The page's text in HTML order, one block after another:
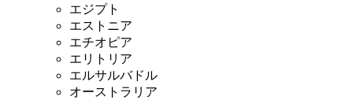
エジプト
エストニア
エチオピア
エリトリア
エルサルバドル
オーストラリア